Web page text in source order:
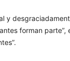
y
forman